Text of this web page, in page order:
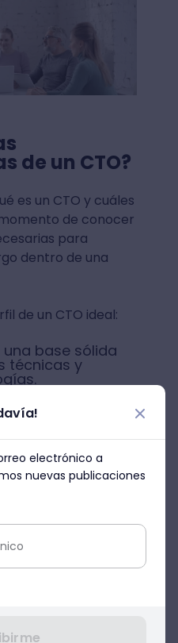
de un CTO?
es un CTO y cuáles
de conocer
para
dentro de una
de un CTO ideal:
base sólida
técnicas y
para guíar a
con las
trabajo.
el mundo de
debe estar al
la
y cuál es la
adaptación
electrónico a
nuevas publicaciones